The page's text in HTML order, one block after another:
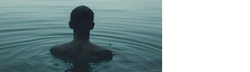
ORFEUSZ I EURYDYKA